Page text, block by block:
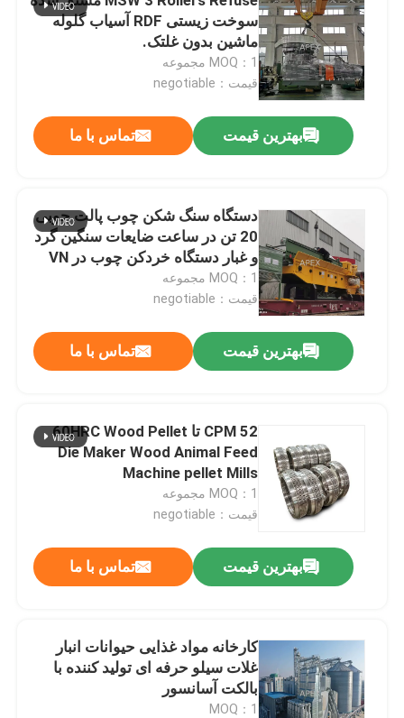
خانه
محصولات
سوخت زیستی RDF آسیاب گلوله
ماشین بدون غلتک.
MOQ：1 مجموعه
قیمت：negotiable
بهترین قیمت تماس با ما
دستگاه سنگ شکن چوب پالت چوبی
20 تن در ساعت ضایعات سنگین گرد
و غبار دستگاه خردکن چوب در VN
MOQ：1 مجموعه
قیمت：negotiable
بهترین قیمت تماس با ما
CPM 52 تا 60HRC Wood Pellet
Die Maker Wood Animal Feed
Machine pellet Mills
MOQ：1 مجموعه
قیمت：negotiable
بهترین قیمت تماس با ما
کارخانه مواد غذایی حیوانات انبار
غلات سیلو حرفه ای تولید کننده با
بالکت آسانسور
MOQ：1